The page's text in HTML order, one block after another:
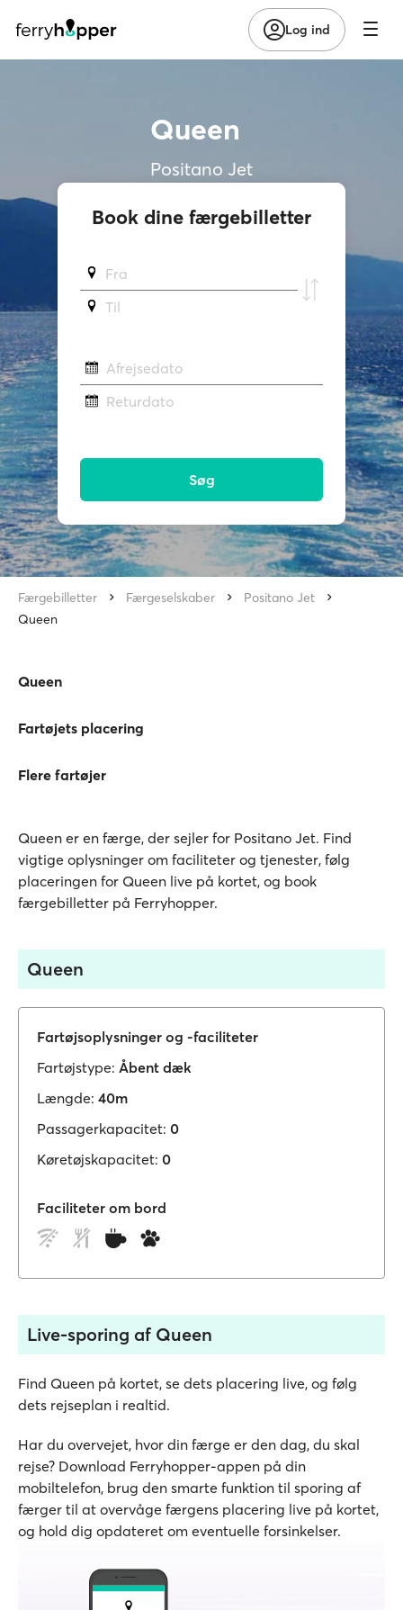
Log ind
Queen
Positano Jet
Book dine færgebilletter
Fra
Til
Afrejsedato
Returdato
Søg
Færgebilletter Færgeselskaber
Positano Jet
Queen
Queen
Fartøjets placering
Flere fartøjer
Queen er en færge, der sejler for Positano Jet. Find
vigtige oplysninger om faciliteter og tjenester, følg
placeringen for Queen live på kortet, og book
færgebilletter på Ferryhopper.
Queen
Fartøjsoplysninger og -faciliteter
Fartøjstype: Åbent dæk
Længde: 40m
Passagerkapacitet: 0
Køretøjskapacitet: 0
Faciliteter om bord
Live-sporing af Queen
Find Queen på kortet, se dets placering live, og følg
dets rejseplan i realtid.
Har du overvejet, hvor din færge er den dag, du skal
rejse? Download Ferryhopper-appen på din
mobiltelefon, brug den smarte funktion til sporing af
færger til at overvåge færgens placering live på kortet,
og hold dig opdateret om eventuelle forsinkelser.